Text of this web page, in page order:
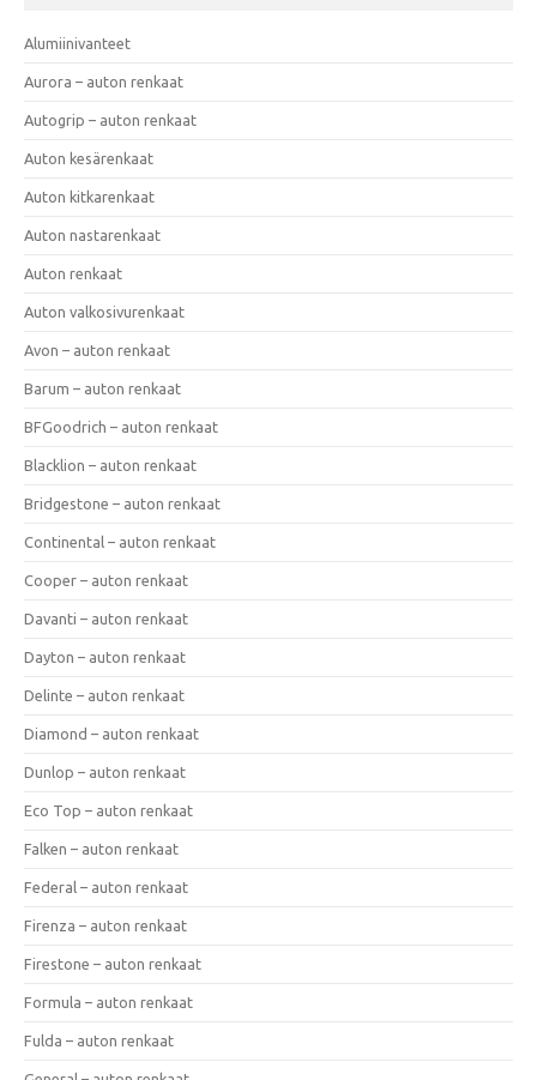
Alumiinivanteet
Aurora – auton renkaat
Autogrip – auton renkaat
Auton kesärenkaat
Auton kitkarenkaat
Auton nastarenkaat
Auton renkaat
Auton valkosivurenkaat
Avon – auton renkaat
Barum – auton renkaat
BFGoodrich – auton renkaat
Blacklion – auton renkaat
Bridgestone – auton renkaat
Continental – auton renkaat
Cooper – auton renkaat
Davanti – auton renkaat
Dayton – auton renkaat
Delinte – auton renkaat
Diamond – auton renkaat
Dunlop – auton renkaat
Eco Top – auton renkaat
Falken – auton renkaat
Federal – auton renkaat
Firenza – auton renkaat
Firestone – auton renkaat
Formula – auton renkaat
Fulda – auton renkaat